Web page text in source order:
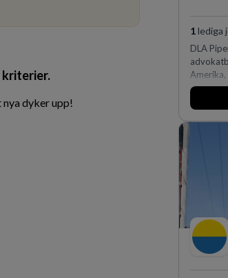
kriterier.
nya dyker upp!
1lediga
DLA
och
fler än
på DLA
effektiv